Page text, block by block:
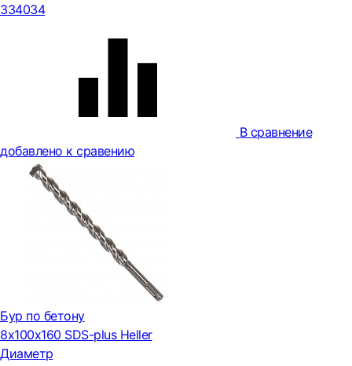
334034
В сравнение
добавлено к сравению
Бур по бетону
8х100х160 SDS-plus Heller
Диаметр